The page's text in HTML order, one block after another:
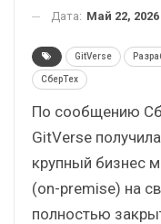
Дата: Май 22, 2026
GitVerse
СберТех
По сообщению
GitVerse
крупный бизнес
(on-premise) на
полностью